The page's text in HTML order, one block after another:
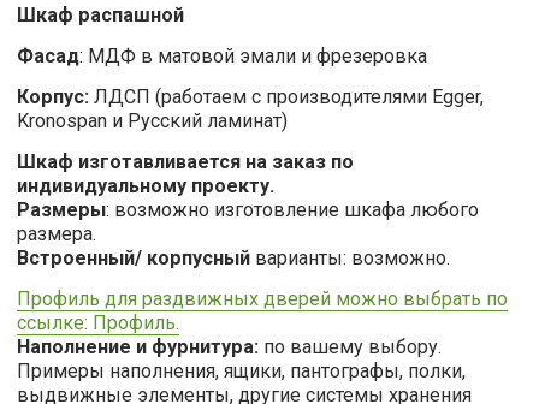
Шкаф распашной
Фасад: МДФ в матовой эмали и фрезеровка
Корпус: ЛДСП (работаем с производителями Egger,
Kronospan и Русский ламинат)
Шкаф изготавливается на заказ по
индивидуальному проекту.
Размеры: возможно изготовление шкафа любого
размера.
Встроенный/ корпусный варианты: возможно.
Профиль для раздвижных дверей можно выбрать по
ссылке: Профиль.
Наполнение и фурнитура: по вашему выбору.
Примеры наполнения, ящики, пантографы, полки,
выдвижные элементы, другие системы хранения